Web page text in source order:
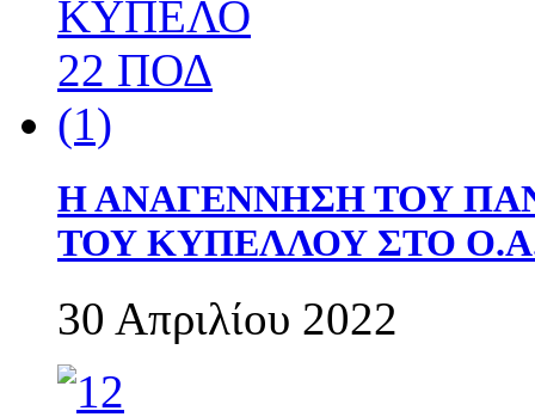
Η ΑΝΑΓΕΝΝΗΣΗ ΤΟΥ
ΤΟΥ ΚΥΠΕΛΛΟΥ ΣΤΟ
30 Απριλίου 2022